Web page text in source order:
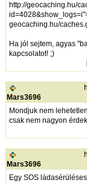
http://geocaching.hu/
id=4028&show_logs=i"
geocaching.hu/
Ha jól sejtem, agyas
kapcsolatot! ;)
Mars3696
Mondjuk nem
csak nem nagyon
Mars3696
Egy SOS